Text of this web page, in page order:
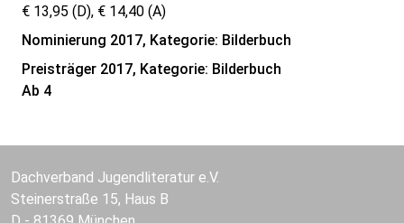
€ 13,95 (D), € 14,40 (A)
Nominierung 2017, Kategorie: Bilderbuch
Preisträger 2017, Kategorie: Bilderbuch
Ab 4
Dachverband Jugendliteratur e.V.
Steinerstraße 15, Haus B